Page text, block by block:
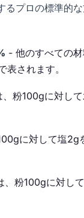
るプロの標準的
- 他のすべての
表されます。
、粉100gに対し
に対して塩2g
、粉100gに対し